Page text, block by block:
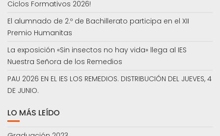
Ciclos Formativos 2026!
El alumnado de 2.º de Bachillerato participa en el XII
Premio Humanitas
La exposición «Sin insectos no hay vida» llega al IES
Nuestra Señora de los Remedios
PAU 2026 EN EL IES LOS REMEDIOS. DISTRIBUCIÓN DEL JUEVES, 4
DE JUNIO.
LO MÁS LEÍDO